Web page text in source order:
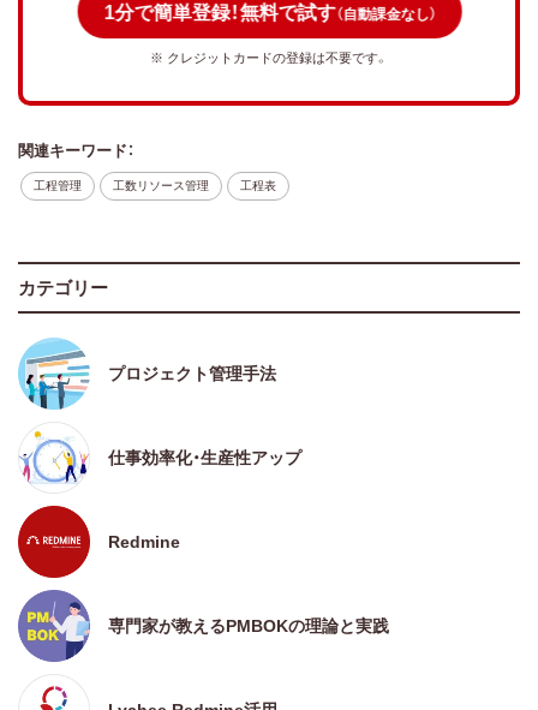
1分で簡単登録！無料で試す（自動課金なし）
※ クレジットカードの登録は不要です。
関連キーワード：
工程管理 工数リソース管理 工程表
カテゴリー
プロジェクト管理手法
仕事効率化・生産性アップ
Redmine
専門家が教えるPMBOKの理論と実践